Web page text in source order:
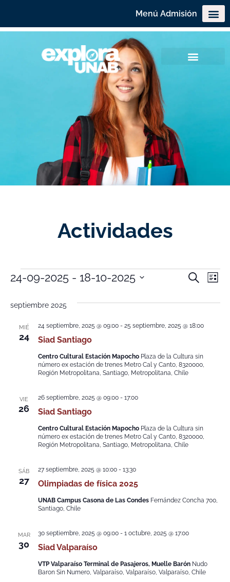
Menú Admisión
Actividades
de
vistas
de
Buscar
Lista
24-09-2025 - 18-10-2025
fecha.
septiembre 2025
MIÉ
24 Siad Santiago
24 septiembre, 2025 @ 09:00- 25 septiembre, 2025 @ 18:00
Centro Cultural Estación Mapocho Plaza de la Cultura sin
número ex estación de trenes Metro Cal y Canto, 8320000,
Región Metropolitana, Santiago, Metropolitana, Chile
VIE
26 Siad Santiago
26 septiembre, 2025 @ 09:00- 17:00
Centro Cultural Estación Mapocho Plaza de la Cultura sin
número ex estación de trenes Metro Cal y Canto, 8320000,
Región Metropolitana, Santiago, Metropolitana, Chile
SÁB
27 Olimpiadas de física 2025
27 septiembre, 2025 @ 10:00- 13:30
UNAB Campus Casona de Las Condes Fernández Concha 700,
Santiago, Chile
MAR
30 Siad Valparaíso
30 septiembre, 2025 @ 09:00- 1 octubre, 2025 @ 17:00
VTP Valparaíso Terminal de Pasajeros, Muelle Barón Nudo
Baron Sin Numero, Valparaíso, Valparaíso, Valparaíso, Chile